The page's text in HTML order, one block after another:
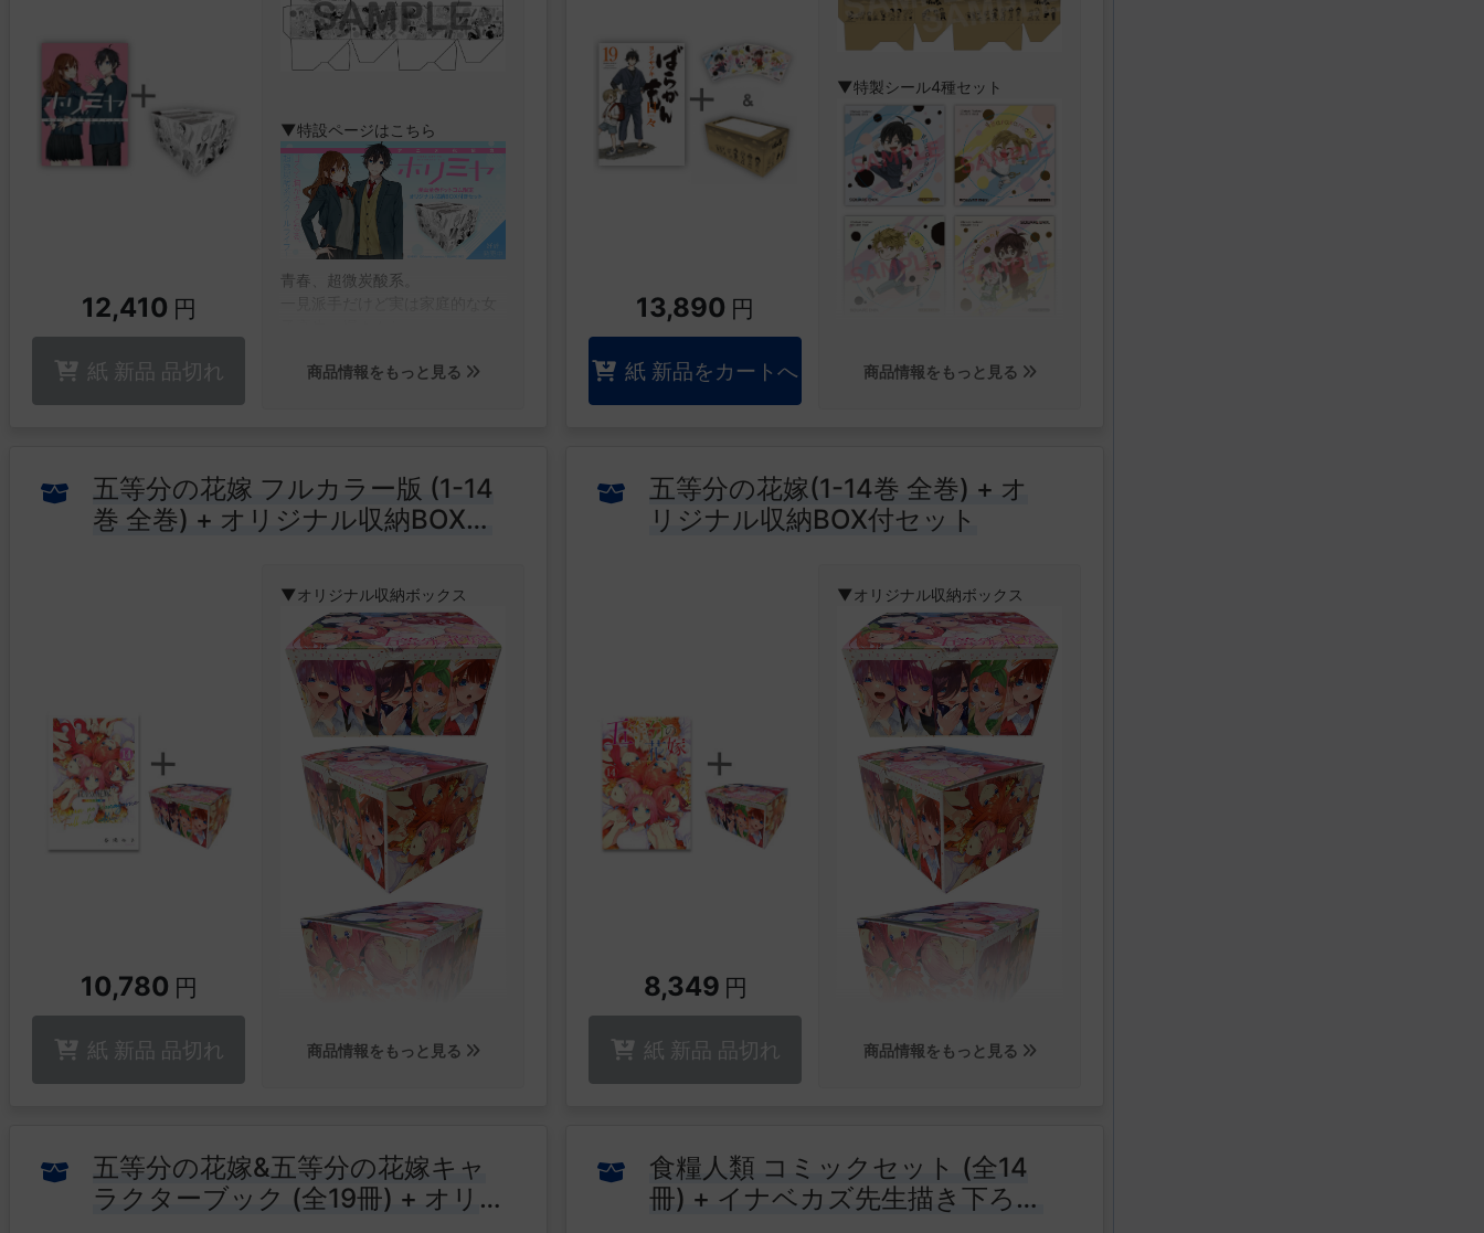
屋チーム・秋名スピードスター
ズの走りを見に行くことにな
するとそこに赤城最速といわれ
る高橋兄弟が率いるチーム・赤
城レッドサンズが現れ、秋名ス
ピードスターズに挑戦を申し込
んできた!
伝説は、ここから始まる‥‥。
オリジナル収納ボックス2種
(MFゴーストver.&新装版 頭
文字D イニシャルDver.)付
イラストカード2種
西暦202X年。
車の自動運転が普及した日本。
世界中で人気を集めるレースの
名はMFG。
ポルシェ、フェラーリ、ランボ
ルギーニなど最速を誇るマシン
が次々に参戦していた。
一方、イギリスのレーシングス
クールを卒業したドライバー、
新公道最速伝説ここに開幕!
誇る伝説的モータースポーツコ
ミック連載25周年!! 待望の新装
版登場!!
車の知識なんてほとんどない、
とうふ屋の息子・藤原拓海。
ある日、拓海は親友の樹と、バ
イト先の先輩である池谷の走り
屋チーム・秋名スピードスター
ズの走りを見に行くことにな
る高橋兄弟が率いるチーム・赤
オリジナル収納ボックス付
き!
12,410 円
紙 新品 品切れ
▼特設ページはこちら
青春、超微炭酸系。
青だらけの男子高生・宮村くん
漫画全巻ドットコム限定オ
商品情報をもっと見る
13,890 円
紙 新品をカートへ
▼特製シール4種セット
とある島に移住生活をすること
になった若きイケメン書道家・
が、
1トラクターで公道をドライブ2
自分のうちが中学生のたまり場
になる3知人が玄関から入って
くれない…
などの困難に立ち向かう(笑)ほ
のぼのアイランドコメディ!!
漫画全巻ドットコム限定オ
リジナル収納BOX付き!!
【特典】特製シール4種セッ
商品情報をもっと見る
五等分の花嫁 フルカラー版 (1-14
巻 全巻) + オリジナル収納BOX付
10,780 円
紙 新品 品切れ
▼オリジナル収納ボックス
商品情報をもっと見る
五等分の花嫁(1-14巻 全巻) + オ
リジナル収納BOX付セット
8,349 円
紙 新品 品切れ
▼オリジナル収納ボックス
商品情報をもっと見る
五等分の花嫁&五等分の花嫁キャ
ラクターブック (全19冊) + オリ
食糧人類 コミックセット (全14
冊) + イナベカズ先生描き下ろし